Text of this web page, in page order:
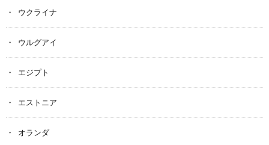
ウクライナ
ウルグアイ
エジプト
エストニア
オランダ